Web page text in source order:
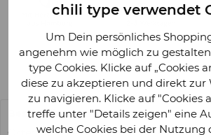
chili type verwendet
Um Dein persönliches
angenehm wie möglich zu
type Cookies. Klicke auf „Cookies
diese zu akzeptieren und direkt zur
zu navigieren. Klicke auf "Cookies
treffe unter "Details zeigen" eine
welche Cookies bei der Nutzung
Beschreibung